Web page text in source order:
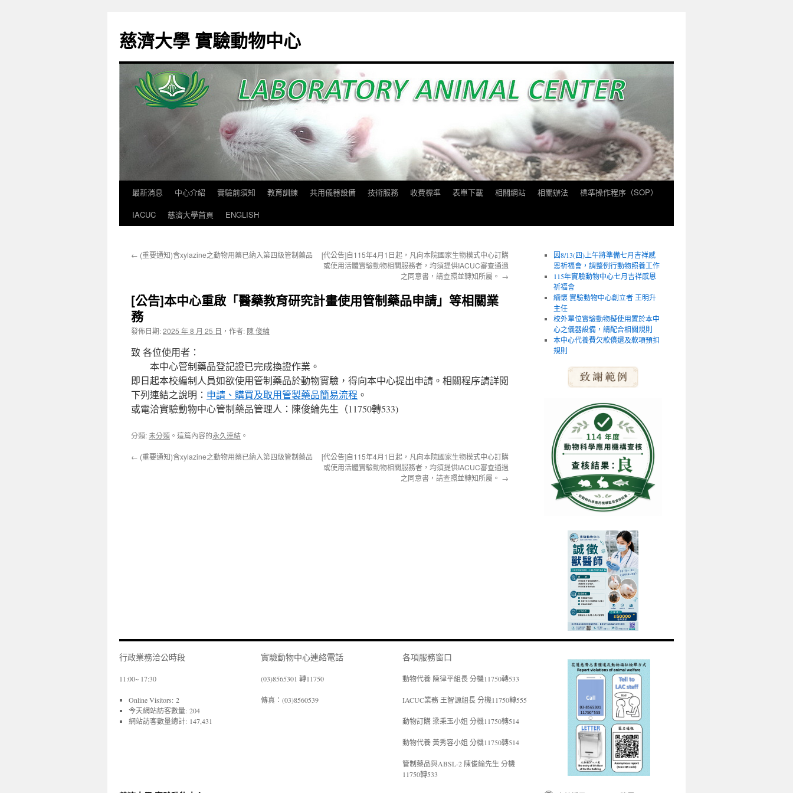
主
要
慈濟大學 實驗動物中心
最新消息 中心介紹 實驗前須知 教育訓練 共用儀器設備 技術服務 收費標準 表單下載 相關網站 相關辦法
標準操作程序（SOP）
IACUC
慈濟大學首頁 ENGLISH
← (重要通知)含xylazine之動物用藥已納入第四級管制藥品
[代公告]自115年4月1日起，凡向本院國家生物模式中心訂購
或使用活體實驗動物相關服務者，均須提供IACUC審查通過
之同意書，請查照並轉知所屬。 →
[公告]本中心重啟「醫藥教育研究計畫使用管制藥品申請」等相關業
務
發佈日期:2025 年 8 月 25 日 ， 作者: 陳 俊綸
致 各位使用者：
本中心管制藥品登記證已完成換證作業。
即日起本校編制人員如欲使用管制藥品於動物實驗，得向本中心提出申請。相關程序請詳閱
下列連結之說明： 申請、購買及取用管製藥品簡易流程 。
或電洽實驗動物中心管制藥品管理人：陳俊綸先生（11750轉533)
分類:未分類 。這篇內容的永久連結 。
← (重要通知)含xylazine之動物用藥已納入第四級管制藥品
[代公告]自115年4月1日起，凡向本院國家生物模式中心訂購
或使用活體實驗動物相關服務者，均須提供IACUC審查通過
之同意書，請查照並轉知所屬。 →
因8/13(四)上午將準備七月吉祥感
恩祈福會，調整例行動物照養工作
115年實驗動物中心七月吉祥感恩
祈福會
緬懷 實驗動物中心創立者 王明升
主任
校外單位實驗動物擬使用置於本中
心之儀器設備，請配合相關規則
本中心代養費欠款償還及款項預扣
規則
行政業務洽公時段
11:00~ 17:30
Online Visitors: 2
今天網站訪客數量: 204
網站訪客數量總計: 147,431
實驗動物中心連絡電話
(03)8565301 轉11750
傳真：(03)8560539
各項服務窗口
動物代養 陳律平組長 分機11750轉533
IACUC業務 王智源組長 分機11750轉555
動物訂購 梁秉玉小姐 分機11750轉514
動物代養 黃秀容小姐 分機11750轉514
管制藥品與ABSL-2 陳俊綸先生 分機
11750轉533